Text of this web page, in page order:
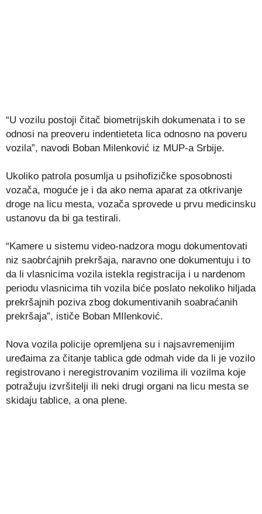
“U vozilu postoji čitač biometrijskih dokumenata i to se
odnosi na preoveru indentieteta lica odnosno na poveru
vozila”, navodi Boban Milenković iz MUP-a Srbije.
Ukoliko patrola posumlja u psihofizičke sposobnosti
vozača, moguće je i da ako nema aparat za otkrivanje
droge na licu mesta, vozača sprovede u prvu medicinsku
ustanovu da bi ga testirali.
“Kamere u sistemu video-nadzora mogu dokumentovati
niz saobrćajnih prekršaja, naravno one dokumentuju i to
da li vlasnicima vozila istekla registracija i u nardenom
periodu vlasnicima tih vozila biće poslato nekoliko hiljada
prekršajnih poziva zbog dokumentivanih soabraćanih
prekršaja”, ističe Boban MIlenković.
Nova vozila policije opremljena su i najsavremenijim
uređaima za čitanje tablica gde odmah vide da li je vozilo
registrovano i neregistrovanim vozilima ili vozilma koje
potražuju izvršitelji ili neki drugi organi na licu mesta se
skidaju tablice, a ona plene.